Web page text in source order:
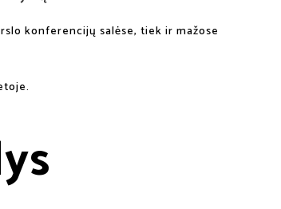
konferencijų salėse, tiek ir mažose